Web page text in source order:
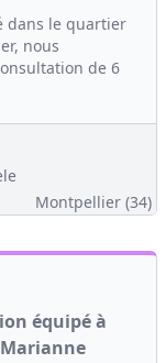
dans le quartier
nous
de 6
Montpellier (34)
équipé à